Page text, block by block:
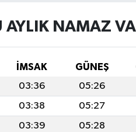
AYLIK NAMAZ
İMSAK GÜNEŞ
03:36 05:26
03:38 05:27
03:39 05:28